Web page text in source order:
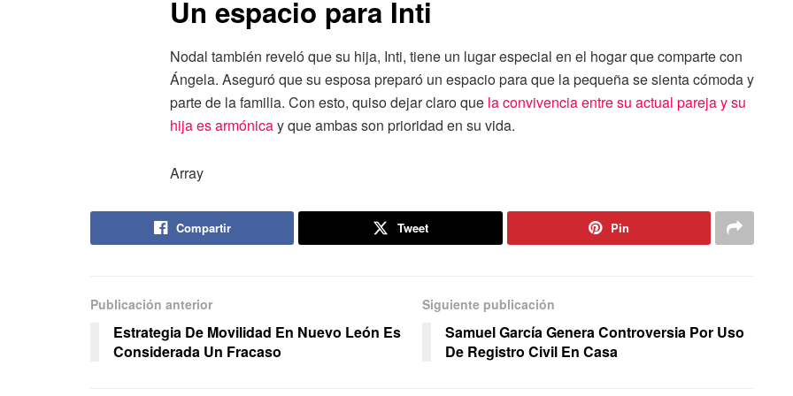
Un espacio para Inti
Nodal también reveló que su hija, Inti, tiene un lugar especial en el hogar que comparte con
Ángela. Aseguró que su esposa preparó un espacio para que la pequeña se sienta cómoda y
parte de la familia. Con esto, quiso dejar claro que la convivencia entre su actual pareja y su
hija es armónicay que ambas son prioridad en su vida.
Array
Compartir Tweet Pin
Publicación anterior
Estrategia De Movilidad En Nuevo León Es
Considerada Un Fracaso
Siguiente publicación
Samuel García Genera Controversia Por Uso
De Registro Civil En Casa